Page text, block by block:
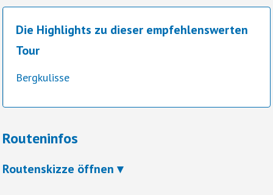
Die Highlights zu dieser empfehlenswerten
Tour
Bergkulisse
Routeninfos
Routenskizze öffnen ▾